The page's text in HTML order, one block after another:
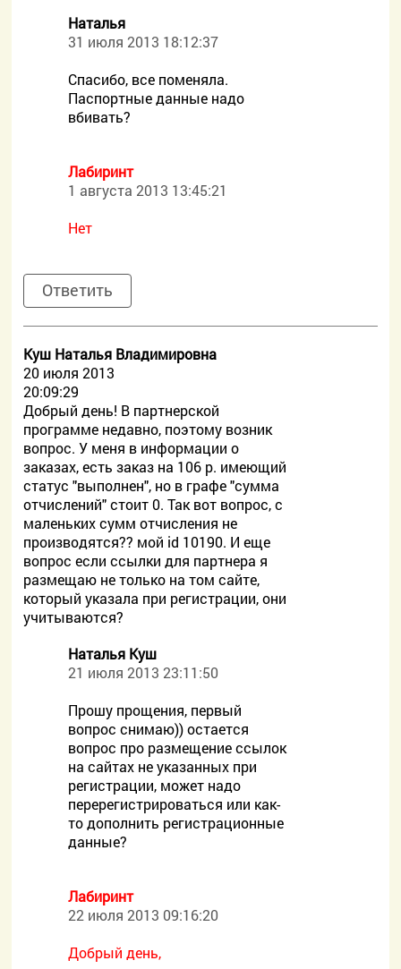
Наталья
31 июля 2013 18:12:37
Спасибо, все поменяла.
Паспортные данные надо
вбивать?
Лабиринт
1 августа 2013 13:45:21
Нет
Ответить
Куш Наталья Владимировна
20 июля 2013
20:09:29
Добрый день! В партнерской
программе недавно, поэтому возник
вопрос. У меня в информации о
заказах, есть заказ на 106 р. имеющий
статус "выполнен", но в графе "сумма
отчислений" стоит 0. Так вот вопрос, с
маленьких сумм отчисления не
производятся?? мой id 10190. И еще
вопрос если ссылки для партнера я
размещаю не только на том сайте,
который указала при регистрации, они
учитываются?
Наталья Куш
21 июля 2013 23:11:50
Прошу прощения, первый
вопрос снимаю)) остается
вопрос про размещение ссылок
на сайтах не указанных при
регистрации, может надо
перерегистрироваться или как-
то дополнить регистрационные
данные?
Лабиринт
22 июля 2013 09:16:20
Добрый день,